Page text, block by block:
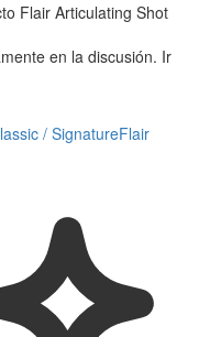
Flair Articulating Shot
en la discusión. Ir
/ SignatureFlair